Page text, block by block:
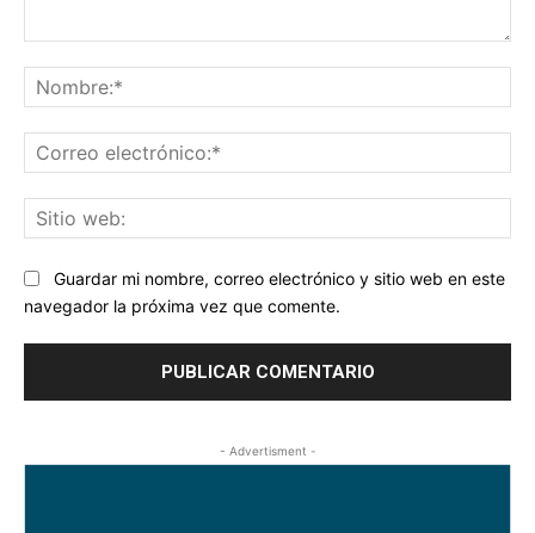
Guardar mi nombre, correo electrónico y sitio web en este
navegador la próxima vez que comente.
- Advertisment -